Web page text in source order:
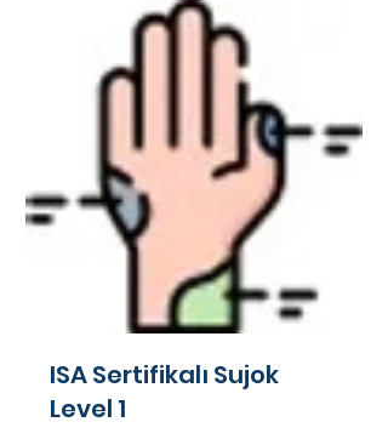
ISA Sertifikalı Sujok
Level 1